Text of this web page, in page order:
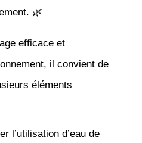
🌿
efficace et
il convient de
éléments
l’utilisation d’eau de